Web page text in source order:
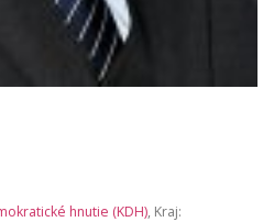
hnutie (KDH), Kraj: